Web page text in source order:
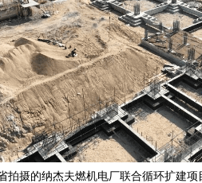
拍摄的纳杰夫燃机电厂联合循环扩建